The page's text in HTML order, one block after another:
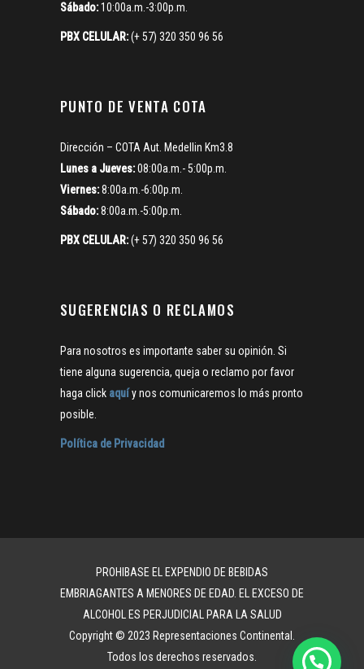
Sábado:10:00a.m.-3:00p.m.
PBX CELULAR:(+ 57) 320 350 96 56
PUNTO DE VENTA COTA
Dirección – COTA Aut. Medellin Km3.8
Lunes a Jueves:08:00a.m.- 5:00p.m.
Viernes:8:00a.m.-6:00p.m.
Sábado:8:00a.m.-5:00p.m.
PBX CELULAR:(+ 57) 320 350 96 56
SUGERENCIAS O RECLAMOS
Para nosotros es importante saber su opinión. Si
tiene alguna sugerencia, queja o reclamo por favor
haga click aquíy nos comunicaremos lo más pronto
posible.
Política de Privacidad
PROHIBASE EL EXPENDIO DE BEBIDAS
EMBRIAGANTES A MENORES DE EDAD. EL EXCESO DE
ALCOHOL ES PERJUDICIAL PARA LA SALUD
Copyright © 2023 Representaciones Continental.
Todos los derechos reservados.